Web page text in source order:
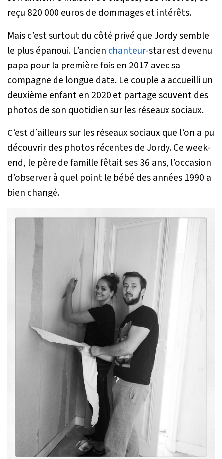
reçu 820 000 euros de dommages et intérêts.
Mais c’est surtout du côté privé que Jordy semble
le plus épanoui. L’ancien chanteur-star est devenu
papa pour la première fois en 2017 avec sa
compagne de longue date. Le couple a accueilli un
deuxième enfant en 2020 et partage souvent des
photos de son quotidien sur les réseaux sociaux.
C’est d’ailleurs sur les réseaux sociaux que l’on a pu
découvrir des photos récentes de Jordy. Ce week-
end, le père de famille fêtait ses 36 ans, l’occasion
d’observer à quel point le bébé des années 1990 a
bien changé.